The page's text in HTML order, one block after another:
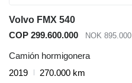
Volvo FMX 540
COP 299.600.000
NOK 895.000
Camión hormigonera
2019
270.000 km